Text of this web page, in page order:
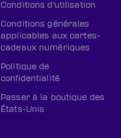
Conditions d'utilisation
Conditions générales
applicables aux cartes-
cadeaux numériques
Politique de
confidentialité
Passer à la boutique des
États-Unis